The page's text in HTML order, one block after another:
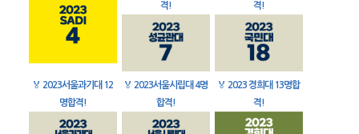
격!
격!
🏅 2023서울과기대 12
명합격!
🏅 2023서울시립대 4명
합격!
🏅 2023 경희대 13명합
격!